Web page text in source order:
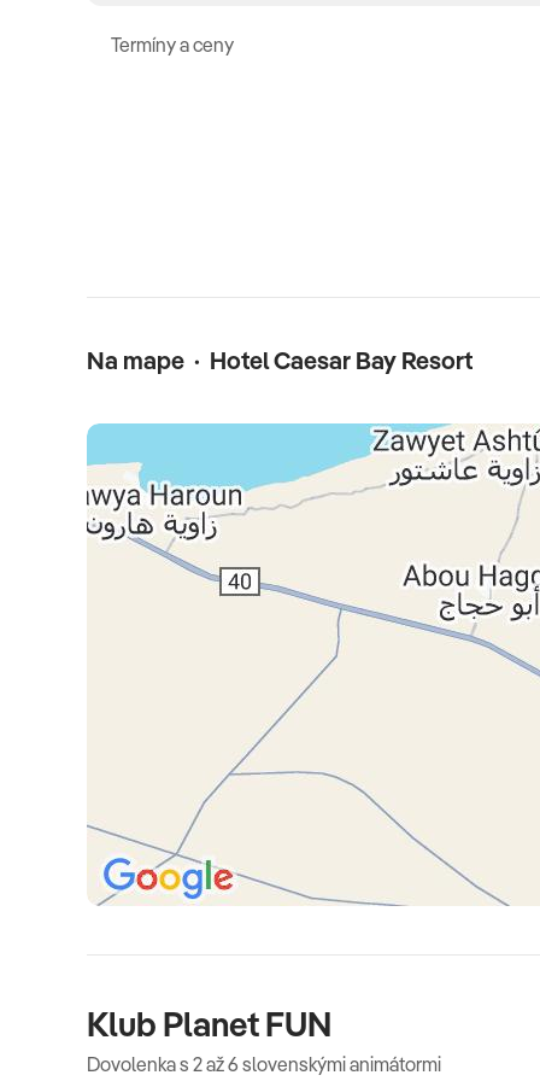
Viac info sa dozviete v detailnom popise
poistenie insolventnosti, delegáta CK, servisné
Celková cena nezahŕňa
Komplexné cestovné poistenie
Oficiálne hodnotenie
Termíny a ceny
Na mape · Hotel Caesar Bay Resort
Klub Planet FUN
Dovolenka s 2 až 6 slovenskými animátormi